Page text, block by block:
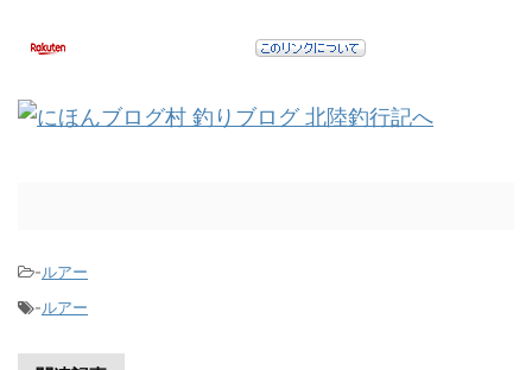
-ルアー
-ルアー